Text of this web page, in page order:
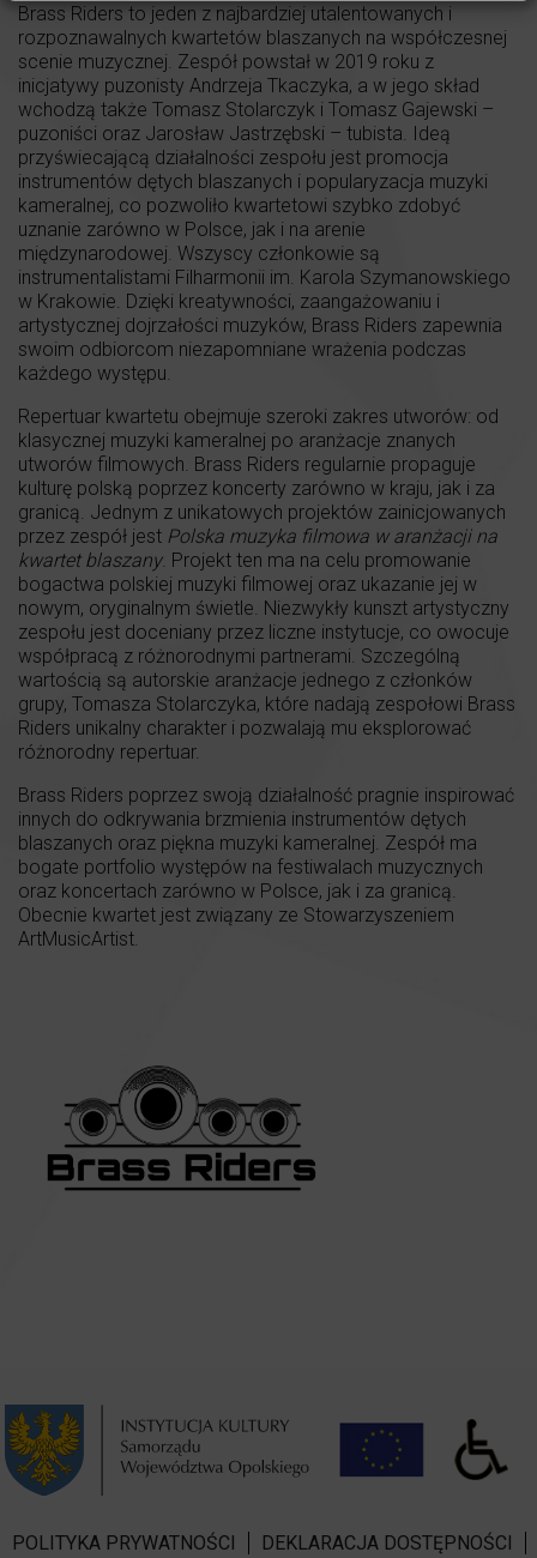
Brass Riders to jeden z najbardziej utalentowanych i
rozpoznawalnych kwartetów blaszanych na współczesnej
scenie muzycznej. Zespół powstał w 2019 roku z
inicjatywy puzonisty Andrzeja Tkaczyka, a w jego skład
wchodzą także Tomasz Stolarczyk i Tomasz Gajewski –
puzoniści oraz Jarosław Jastrzębski – tubista. Ideą
przyświecającą działalności zespołu jest promocja
instrumentów dętych blaszanych i popularyzacja muzyki
kameralnej, co pozwoliło kwartetowi szybko zdobyć
uznanie zarówno w Polsce, jak i na arenie
międzynarodowej. Wszyscy członkowie są
instrumentalistami Filharmonii im. Karola Szymanowskiego
w Krakowie. Dzięki kreatywności, zaangażowaniu i
artystycznej dojrzałości muzyków, Brass Riders zapewnia
swoim odbiorcom niezapomniane wrażenia podczas
każdego występu.
Repertuar kwartetu obejmuje szeroki zakres utworów: od
klasycznej muzyki kameralnej po aranżacje znanych
utworów filmowych. Brass Riders regularnie propaguje
kulturę polską poprzez koncerty zarówno w kraju, jak i za
granicą. Jednym z unikatowych projektów zainicjowanych
przez zespół jest Polska muzyka filmowa w aranżacji na
kwartet blaszany. Projekt ten ma na celu promowanie
bogactwa polskiej muzyki filmowej oraz ukazanie jej w
nowym, oryginalnym świetle. Niezwykły kunszt artystyczny
zespołu jest doceniany przez liczne instytucje, co owocuje
współpracą z różnorodnymi partnerami. Szczególną
wartością są autorskie aranżacje jednego z członków
grupy, Tomasza Stolarczyka, które nadają zespołowi Brass
Riders unikalny charakter i pozwalają mu eksplorować
różnorodny repertuar.
Brass Riders poprzez swoją działalność pragnie inspirować
innych do odkrywania brzmienia instrumentów dętych
blaszanych oraz piękna muzyki kameralnej. Zespół ma
bogate portfolio występów na festiwalach muzycznych
oraz koncertach zarówno w Polsce, jak i za granicą.
Obecnie kwartet jest związany ze Stowarzyszeniem
ArtMusicArtist.
POLITYKA PRYWATNOŚCI DEKLARACJA DOSTĘPNOŚCI